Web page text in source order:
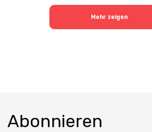
Mehr zeigen
Abonnieren